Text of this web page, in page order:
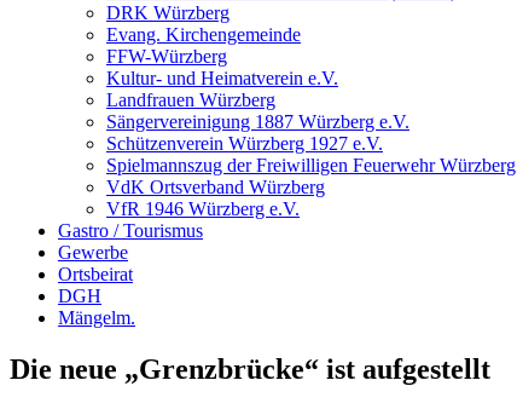
DRK Würzberg
Evang. Kirchengemeinde
FFW-Würzberg
Kultur- und Heimatverein e.V.
Landfrauen Würzberg
Sängervereinigung 1887 Würzberg e.V.
Schützenverein Würzberg 1927 e.V.
Spielmannszug der Freiwilligen Feuerwehr Würzberg
VdK Ortsverband Würzberg
VfR 1946 Würzberg e.V.
Gastro / Tourismus
Gewerbe
Ortsbeirat
DGH
Mängelm.
Die neue „Grenzbrücke“ ist aufgestellt